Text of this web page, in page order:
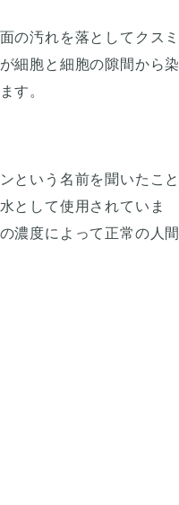
の汚れを落としてクスミ
細胞と細胞の隙間から染
す。
という名前を聞いたこと
として使用されていま
濃度によって正常の人間